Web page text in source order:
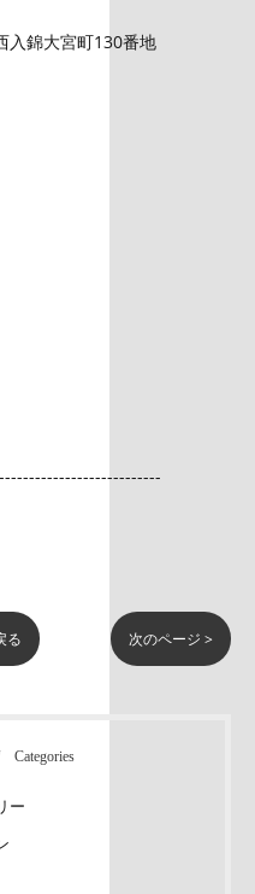
入錦大宮町130番地
る 次のページ >
Categories
ー